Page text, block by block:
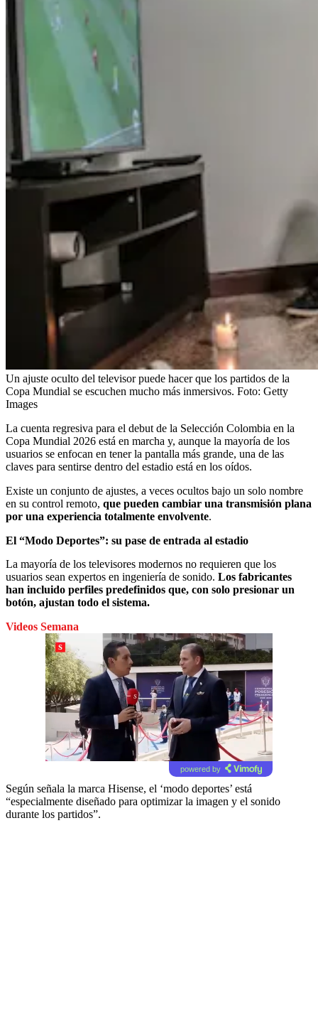
Un ajuste oculto del televisor puede hacer que los partidos de la
Copa Mundial se escuchen mucho más inmersivos. Foto: Getty
Images
La cuenta regresiva para el debut de la Selección Colombia en la
Copa Mundial 2026 está en marcha y, aunque la mayoría de los
usuarios se enfocan en tener la pantalla más grande, una de las
claves para sentirse dentro del estadio está en los oídos.
Existe un conjunto de ajustes, a veces ocultos bajo un solo nombre
en su control remoto, que pueden cambiar una transmisión plana
por una experiencia totalmente envolvente.
El “Modo Deportes”: su pase de entrada al estadio
La mayoría de los televisores modernos no requieren que los
usuarios sean expertos en ingeniería de sonido. Los fabricantes
han incluido perfiles predefinidos que, con solo presionar un
botón, ajustan todo el sistema.
Videos Semana
powered by
Según señala la marca Hisense, el ‘modo deportes’ está
“especialmente diseñado para optimizar la imagen y el sonido
durante los partidos”.